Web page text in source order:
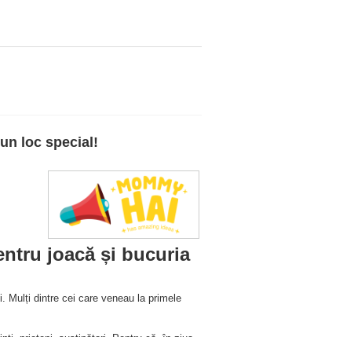
loc special!
joacă și bucuria
Mulți dintre cei care veneau la primele